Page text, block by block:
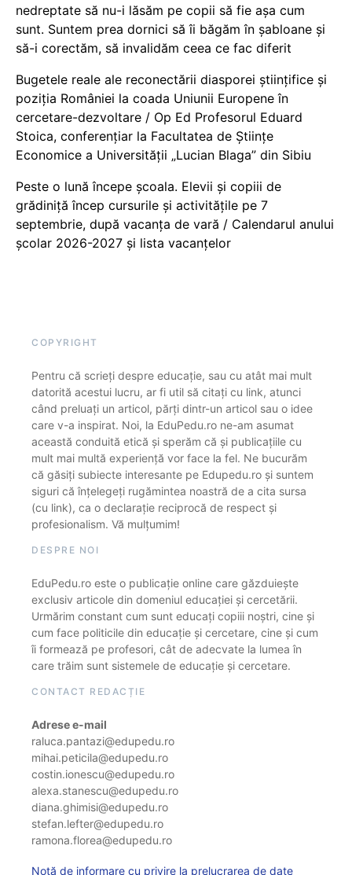
nedreptate să nu-i lăsăm pe copii să fie așa cum
sunt. Suntem prea dornici să îi băgăm în șabloane și
să-i corectăm, să invalidăm ceea ce fac diferit
Bugetele reale ale reconectării diasporei științifice și
poziția României la coada Uniunii Europene în
cercetare-dezvoltare / Op Ed Profesorul Eduard
Stoica, conferențiar la Facultatea de Științe
Economice a Universității „Lucian Blaga” din Sibiu
Peste o lună începe școala. Elevii și copiii de
grădiniță încep cursurile și activitățile pe 7
septembrie, după vacanța de vară / Calendarul anului
școlar 2026-2027 și lista vacanțelor
COPYRIGHT
Pentru că scrieți despre educație, sau cu atât mai mult
datorită acestui lucru, ar fi util să citați cu link, atunci
când preluați un articol, părți dintr-un articol sau o idee
care v-a inspirat. Noi, la EduPedu.ro ne-am asumat
această conduită etică și sperăm că și publicațiile cu
mult mai multă experiență vor face la fel. Ne bucurăm
că găsiți subiecte interesante pe Edupedu.ro și suntem
siguri că înțelegeți rugămintea noastră de a cita sursa
(cu link), ca o declarație reciprocă de respect și
profesionalism. Vă mulțumim!
DESPRE NOI
EduPedu.ro este o publicație online care găzduiește
exclusiv articole din domeniul educației și cercetării.
Urmărim constant cum sunt educați copiii noștri, cine și
cum face politicile din educație și cercetare, cine și cum
îi formează pe profesori, cât de adecvate la lumea în
care trăim sunt sistemele de educație și cercetare.
CONTACT REDACȚIE
Adrese e-mail
raluca.pantazi@edupedu.ro
mihai.peticila@edupedu.ro
costin.ionescu@edupedu.ro
alexa.stanescu@edupedu.ro
diana.ghimisi@edupedu.ro
stefan.lefter@edupedu.ro
ramona.florea@edupedu.ro
Notă de informare cu privire la prelucrarea de date